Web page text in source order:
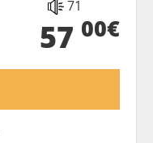
71
57 00€